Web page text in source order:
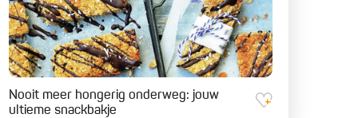
Nooit meer hongerig onderweg: jouw
ultieme snackbakje